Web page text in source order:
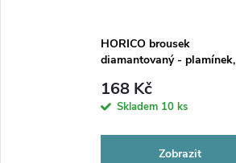
HORICO brousek
diamantovaný - plamínek,
168 Kč
Skladem 10 ks
Zobrazit